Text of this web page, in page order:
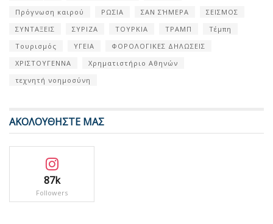
Πρόγνωση καιρού
ΡΩΣΙΑ ΣΑΝ ΣΉΜΕΡΑ
ΣΕΙΣΜΟΣ
ΣΥΝΤΑΞΕΙΣ
ΣΥΡΙΖΑ ΤΟΥΡΚΙΑ ΤΡΑΜΠ
Τέμπη
Τουρισμός
ΥΓΕΙΑ
ΦΟΡΟΛΟΓΙΚΕΣ ΔΗΛΩΣΕΙΣ
ΧΡΙΣΤΟΥΓΕΝΝΑ
Χρηματιστήριο Αθηνών
τεχνητή νοημοσύνη
ΑΚΟΛΟΥΘΗΣΤΕ ΜΑΣ
87k
Followers